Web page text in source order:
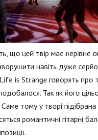
що цей твір має нерівне
навіть дуже
is Strange говорять про
Так як його
Саме тому у творі підібрана
романтичні гітарні